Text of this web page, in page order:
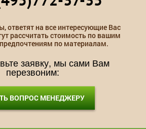
ответят на все интересующие Вас
рассчитать стоимость по вашим
по материалам.
заявку, мы сами Вам
перезвоним:
ВОПРОС МЕНЕДЖЕРУ